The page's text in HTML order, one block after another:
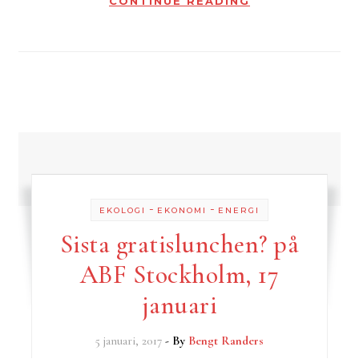
EKOLOGI - EKONOMI - ENERGI
Sista gratislunchen? på
ABF Stockholm, 17
januari
5 januari, 2017 - By Bengt Randers